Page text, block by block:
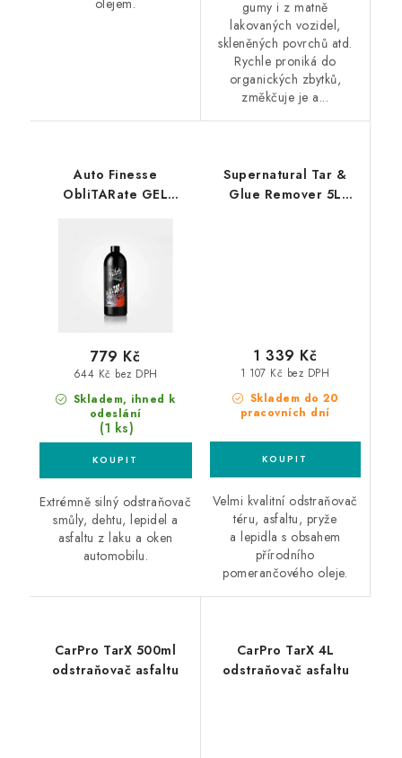
gumy i z matně
lakovaných vozidel,
skleněných povrchů atd.
Rychle proniká do
organických zbytků,
změkčuje je a...
Auto Finesse
ObliTARate GEL
smůly
Skladem, ihned k
odeslání
(1 ks)
644 Kč bez DPH
779 Kč
Extrémně silný odstraňovač
smůly, dehtu, lepidel a
asfaltu z laku a oken
automobilu.
Supernatural Tar &
Glue Remover 5L
Skladem do 20
pracovních dní
1 107 Kč bez DPH
1 339 Kč
Velmi kvalitní odstraňovač
téru, asfaltu, pryže
a lepidla s obsahem
přírodního
pomerančového oleje.
CarPro TarX 500ml
odstraňovač asfaltu
CarPro TarX 4L
odstraňovač asfaltu